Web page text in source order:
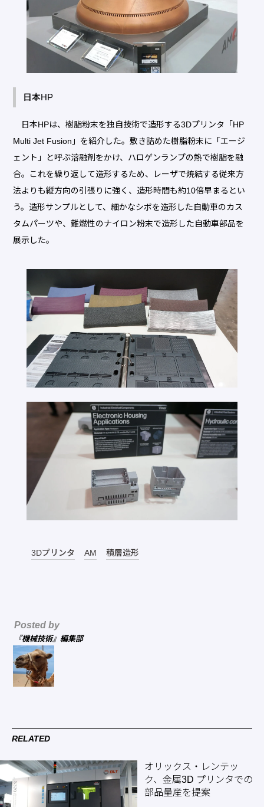
日本HP
日本HPは、樹脂粉末を独自技術で造形する3Dプリンタ「HP
Multi Jet Fusion」を紹介した。敷き詰めた樹脂粉末に「エージ
ェント」と呼ぶ溶融剤をかけ、ハロゲンランプの熱で樹脂を融
合。これを繰り返して造形するため、レーザで焼結する従来方
法よりも縦方向の引張りに強く、造形時間も約10倍早まるとい
う。造形サンプルとして、細かなシボを造形した自動車のカス
タムパーツや、難燃性のナイロン粉末で造形した自動車部品を
展示した。
3Dプリンタ AM 積層造形
Posted by
『機械技術』編集部
RELATED
オリックス・レンテッ
ク、金属3D プリンタでの
部品量産を提案